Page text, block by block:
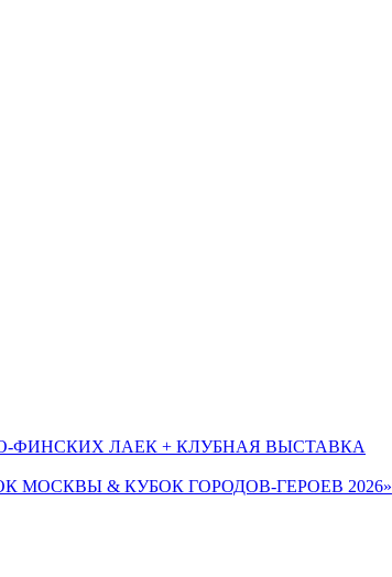
ФИНСКИХ ЛАЕК + КЛУБНАЯ ВЫСТАВКА
МОСКВЫ & КУБОК ГОРОДОВ-ГЕРОЕВ 2026»